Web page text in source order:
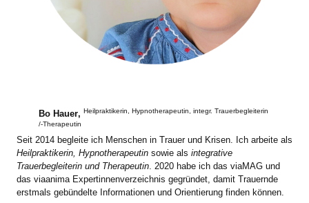
Bo Hauer, Heilpraktikerin, Hypnotherapeutin, integr. Trauerbegleiterin
/-Therapeutin
Seit 2014 begleite ich Menschen in Trauer und Krisen. Ich arbeite als
Heilpraktikerin, Hypnotherapeutin sowie als integrative
Trauerbegleiterin und Therapeutin. 2020 habe ich das viaMAG und
das viaanima Expertinnenverzeichnis gegründet, damit Trauernde
erstmals gebündelte Informationen und Orientierung finden können.